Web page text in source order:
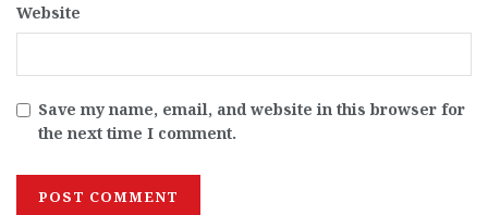
Website
Save my name, email, and website in this browser for
the next time I comment.